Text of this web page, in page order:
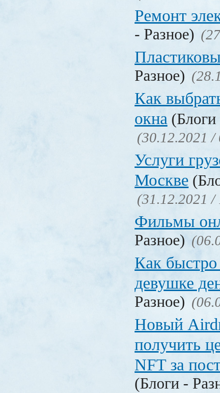
Ремонт
- Разное)
Разное)
Как
окна (Блоги
(30.12.2021 /
Услуги
Москве
(31.12.2021 /
Фильмы
Разное)
Как быстро
девушке
Разное)
Новый
получить
NFT за
(Блоги -